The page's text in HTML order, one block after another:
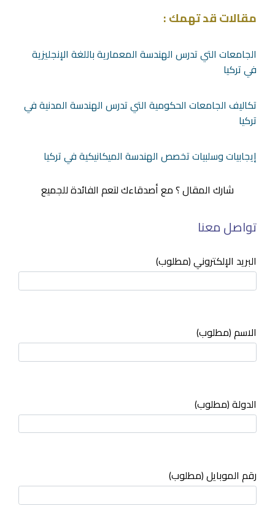
مقالات قد تهمك :
الجامعات التي تدرس الهندسة المعمارية باللغة الإنجليزية
في تركيا
تكاليف الجامعات الحكومية التي تدرس الهندسة المدنية في
تركيا
إيجابيات وسلبيات تخصص الهندسة الميكانيكية في تركيا
شارك المقال ؟ مع أصدقاءك لتعم الفائدة للجميع
تواصل معنا
البريد الإلكتروني (مطلوب)
الاسم (مطلوب)
الدولة (مطلوب)
رقم الموبايل (مطلوب)